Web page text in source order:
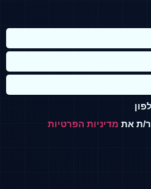
ת את מדיניות הפרטיות